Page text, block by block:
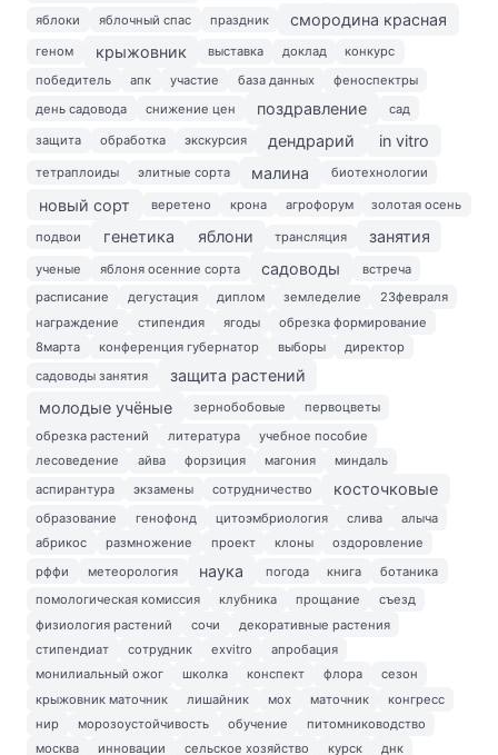
яблоки яблочный спас праздник смородина красная
геном крыжовник выставка доклад
конкурс
победитель
апк участие база данных
феноспектры
день садовода
снижение цен поздравление сад
защита обработка экскурсия дендрарий in vitro
тетраплоиды элитные сорта малина биотехнологии
новый сорт веретено крона агрофорум золотая осень
подвои генетика яблони трансляция занятия
ученые яблоня осенние сорта садоводы
встреча
расписание
дегустация диплом земледелие
23февраля
награждение
стипендия ягоды
обрезка формирование
8марта
конференция губернатор выборы
директор
садоводы занятия
защита растений
молодые учёные
зернобобовые
первоцветы
обрезка растений
литература
учебное пособие
лесоведение
айва форзиция магония
миндаль
аспирантура
экзамены сотрудничество косточковые
образование генофонд цитоэмбриология слива
алыча
абрикос
размножение проект клоны
оздоровление
рффи
метеорология наука погода книга
ботаника
помологическая комиссия
клубника прощание
съезд
физиология растений
сочи
декоративные растения
стипендиат
сотрудник exvitro
апробация
монилиальный ожог
школка конспект флора
сезон
крыжовник маточник
лишайник мох маточник
конгресс
нир
морозоустойчивость обучение
питомниководство
москва
инновации сельское хозяйство курск
днк